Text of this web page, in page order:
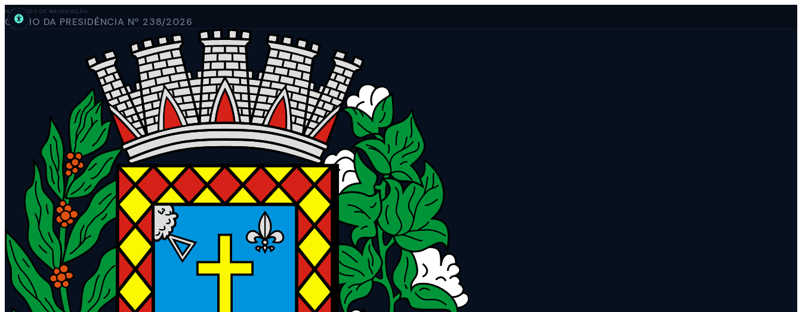
HISTÓRICO DE NAVEGAÇÃO
OFÍCIO DA PRESIDÊNCIA Nº 238/2026